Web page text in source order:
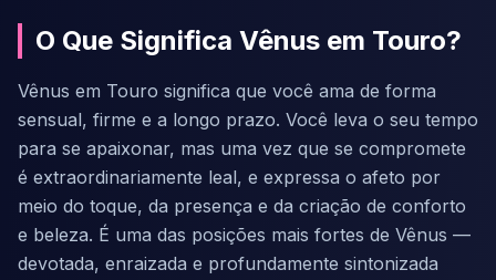
O Que Significa Vênus em Touro?
Vênus em Touro significa que você ama de forma
sensual, firme e a longo prazo. Você leva o seu tempo
para se apaixonar, mas uma vez que se compromete
é extraordinariamente leal, e expressa o afeto por
meio do toque, da presença e da criação de conforto
e beleza. É uma das posições mais fortes de Vênus —
devotada, enraizada e profundamente sintonizada